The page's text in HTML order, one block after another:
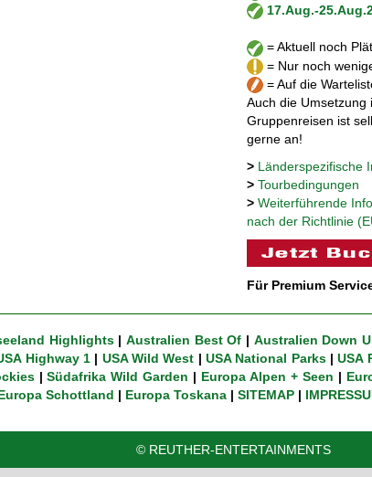
17.Aug.-
= Aktuell noch
= Nur noch
= Auf die
Auch die Umsetzung
Gruppenreisen ist
gerne an!
> Länderspezifische
> Tourbedingungen
> Weiterführende
nach der Richtlinie
Für Premium
Highlights|Australien Best Of | Australien Down
Highway 1 | USA Wild West |USA National Parks|USA
|Südafrika Wild Garden | Europa Alpen + Seen |
Schottland | Europa Toskana | SITEMAP |
© REUTHER-ENTERTAINMENTS